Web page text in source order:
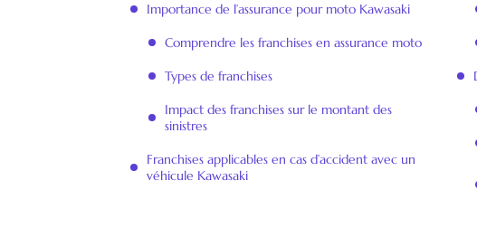
Importance de l’assurance pour moto Kawasaki
Comprendre les franchises en assurance moto
Types de franchises
Impact des franchises sur le montant des
sinistres
Franchises applicables en cas d’accident avec un
véhicule Kawasaki